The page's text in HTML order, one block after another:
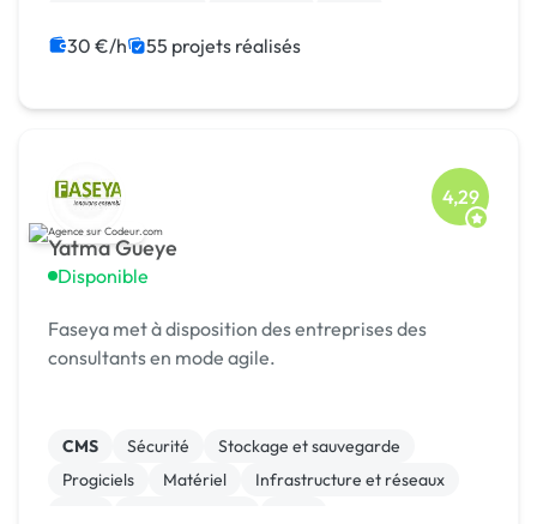
30 €/h 55 projets réalisés
Yatma Gueye
Disponible
4,29
Faseya met à disposition des entreprises des
consultants en mode agile.
CMS Sécurité
Stockage et sauvegarde
Progiciels
Matériel
Infrastructure et réseaux